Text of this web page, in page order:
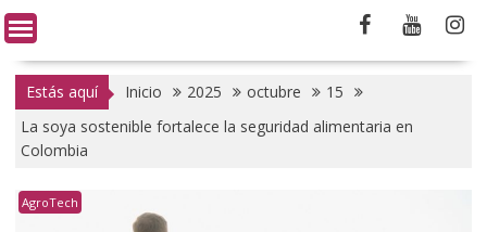
Estás aquí Inicio 2025 octubre
15
La soya sostenible fortalece la seguridad alimentaria en
Colombia
AgroTech